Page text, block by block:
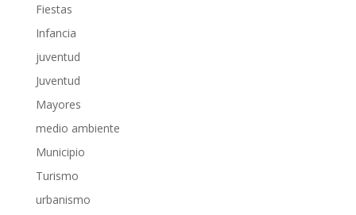
Fiestas
Infancia
juventud
Juventud
Mayores
medio ambiente
Municipio
Turismo
urbanismo